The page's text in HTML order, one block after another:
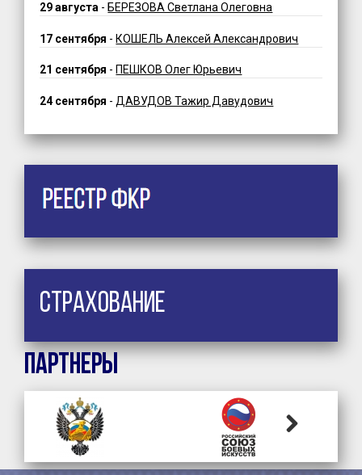
29 августа - БЕРЕЗОВА Светлана Олеговна
17 сентября - КОШЕЛЬ Алексей Александрович
21 сентября - ПЕШКОВ Олег Юрьевич
24 сентября - ДАВУДОВ Тажир Давудович
Страхование
Партнеры